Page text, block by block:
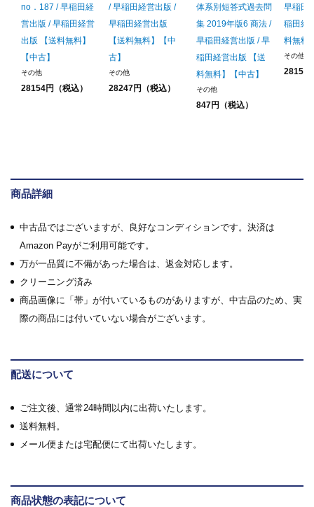
no．187 / 早稲田経
営出版 / 早稲田経営
出版 【送料無料】
【中古】
その他
28154円（税込）
/ 早稲田経営出版 /
早稲田経営出版
【送料無料】【中
古】
その他
28247円（税込）
体系別短答式過去問
集 2019年版6 商法 /
早稲田経営出版 / 早
稲田経営出版 【送
料無料】【中古】
その他
847円（税込）
早稲田
稲田経
料無料
その他
28154
商品詳細
中古品ではございますが、良好なコンディションです。決済は
Amazon Payがご利用可能です。
万が一品質に不備があった場合は、返金対応します。
クリーニング済み
商品画像に「帯」が付いているものがありますが、中古品のため、実
際の商品には付いていない場合がございます。
配送について
ご注文後、通常24時間以内に出荷いたします。
送料無料。
メール便または宅配便にて出荷いたします。
商品状態の表記について